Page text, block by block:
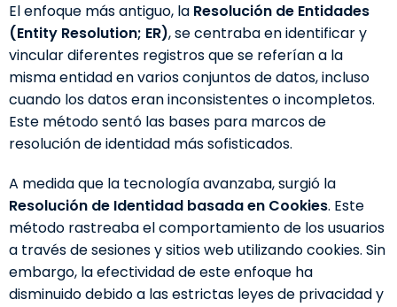
El enfoque más antiguo, la Resolución de Entidades
(Entity Resolution; ER), se centraba en identificar y
vincular diferentes registros que se referían a la
misma entidad en varios conjuntos de datos, incluso
cuando los datos eran inconsistentes o incompletos.
Este método sentó las bases para marcos de
resolución de identidad más sofisticados.
A medida que la tecnología avanzaba, surgió la
Resolución de Identidad basada en Cookies. Este
método rastreaba el comportamiento de los usuarios
a través de sesiones y sitios web utilizando cookies. Sin
embargo, la efectividad de este enfoque ha
disminuido debido a las estrictas leyes de privacidad y